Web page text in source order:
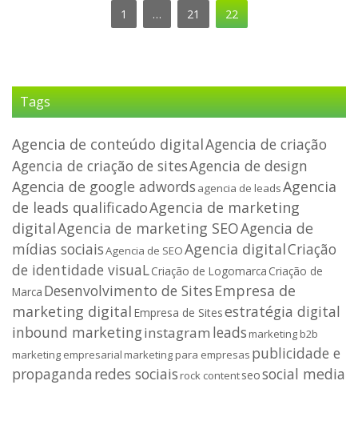
1 … 21 22
Tags
Agencia de conteúdo digitalAgencia de criação
Agencia de criação de sitesAgencia de design
Agencia de google adwords agencia de leadsAgencia
de leads qualificadoAgencia de marketing
digitalAgencia de marketing SEOAgencia de
mídias sociaisAgencia de SEOAgencia digitalCriação
de identidade visuaLCriação de Logomarca Criação de
Marca Desenvolvimento de Sites Empresa de
marketing digital Empresa de Sitesestratégia digital
inbound marketinginstagram leads marketing b2b
marketing empresarial marketing para empresas publicidade e
propaganda redes sociais rock contentseosocial media